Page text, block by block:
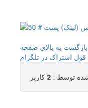
بازگشت به بالای صفحه
قول اشتراک در تلگرام
توسط : 2 کاربر